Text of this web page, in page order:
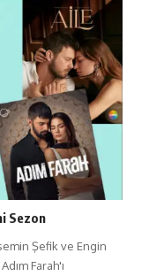
Sezon
Şefik ve Engin
Farah'ı